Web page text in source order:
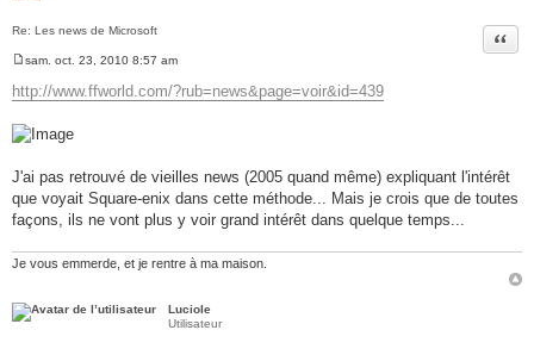
Re: Les news de Microsoft Citer
e
s
a
g
sam. oct. 23, 2010 8:57 am
http://www.ffworld.com/?rub=news&page=voir&id=439
J'ai pas retrouvé de vieilles news (2005 quand même) expliquant l'intérêt
que voyait Square-enix dans cette méthode... Mais je crois que de toutes
façons, ils ne vont plus y voir grand intérêt dans quelque temps...
Je vous emmerde, et je rentre à ma maison.
Luciole
Utilisateur